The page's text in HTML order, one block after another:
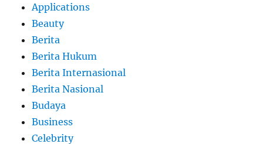
Applications
Beauty
Berita
Berita Hukum
Berita Internasional
Berita Nasional
Budaya
Business
Celebrity